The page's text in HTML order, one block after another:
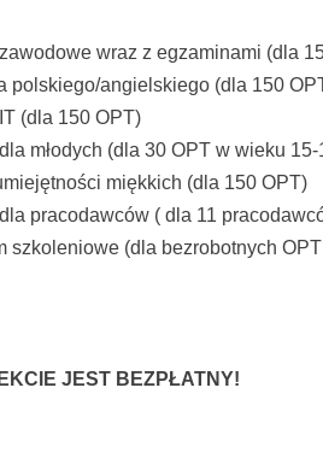
wraz z egzaminami (dla
polskiego/angielskiego (dla 150
(dla 150 OPT)
młodych (dla 30 OPT w wieku 15-
miękkich (dla 150 OPT)
pracodawców ( dla 11
szkoleniowe (dla bezrobotnych
JEST BEZPŁATNY!